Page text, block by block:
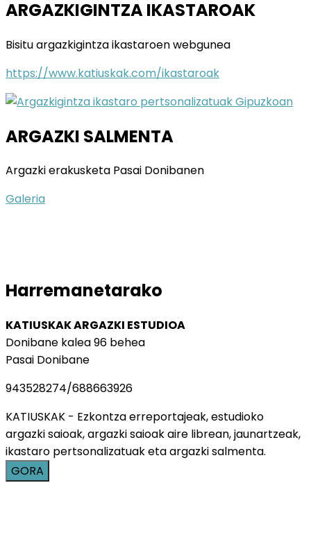
ARGAZKIGINTZA IKASTAROAK
Bisitu argazkigintza ikastaroen webgunea
https://www.katiuskak.com/ikastaroak
ARGAZKI SALMENTA
Argazki erakusketa Pasai Donibanen
Galeria
Harremanetarako
KATIUSKAK ARGAZKI ESTUDIOA
Donibane kalea 96 behea
Pasai Donibane
943528274/688663926
KATIUSKAK - Ezkontza erreportajeak, estudioko
argazki saioak, argazki saioak aire librean, jaunartzeak,
ikastaro pertsonalizatuak eta argazki salmenta.
GORA